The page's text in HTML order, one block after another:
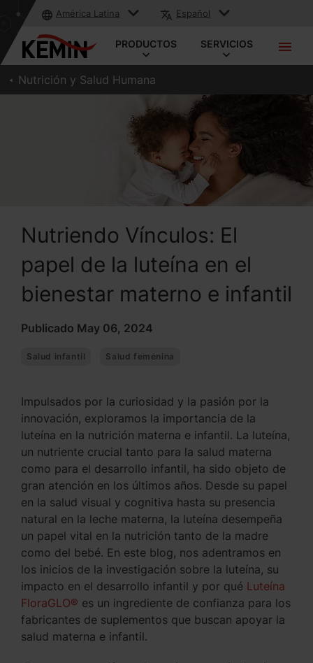
América Latina Español
PRODUCTOS SERVICIOS
Nutrición y Salud Humana
Nutriendo Vínculos: El
papel de la luteína en el
bienestar materno e infantil
Publicado May 06, 2024
Salud infantil Salud femenina
Impulsados por la curiosidad y la pasión por la
innovación, exploramos la importancia de la
luteína en la nutrición materna e infantil. La luteína,
un nutriente crucial tanto para la salud materna
como para el desarrollo infantil, ha sido objeto de
gran atención en los últimos años. Desde su papel
en la salud visual y cognitiva hasta su presencia
natural en la leche materna, la luteína desempeña
un papel vital en la nutrición tanto de la madre
como del bebé. En este blog, nos adentramos en
los inicios de la investigación sobre la luteína, su
impacto en el desarrollo infantil y por qué Luteína
FloraGLO® es un ingrediente de confianza para los
fabricantes de suplementos que buscan apoyar la
salud materna e infantil.